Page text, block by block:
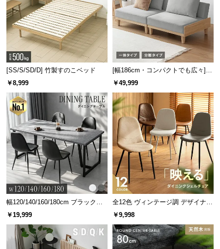
商品サイズ
[SS/S/SD/D] 竹製すのこベッド
￥8,999
[幅186cm・コンパクトでも広々] 3
人掛けソファベッド リクライニン
￥49,999
幅120/140/160/180cm ブラックフ
レーム ダイニング 大理石調 4人掛
￥19,999
全12色 ヴィンテージ調 デザイナー
ズシェルチェア
￥9,998